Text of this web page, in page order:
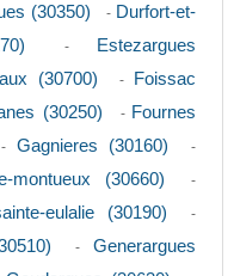
(30350) - Durfort-et-
-
Estezargues
(30700) -
Foissac
(30250) - Fournes
- Gagnieres (30160) -
montueux (30660) -
eulalie (30190) -
-Generargues